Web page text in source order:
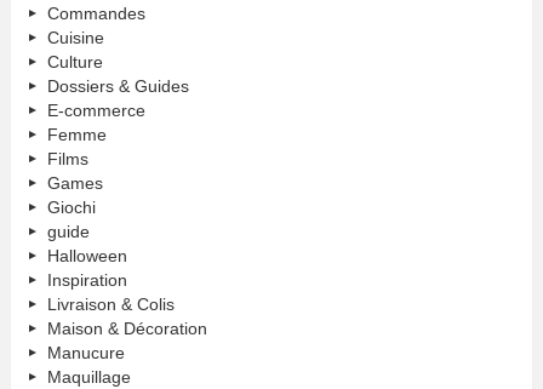
Commandes
Cuisine
Culture
Dossiers & Guides
E-commerce
Femme
Films
Games
Giochi
guide
Halloween
Inspiration
Livraison & Colis
Maison & Décoration
Manucure
Maquillage